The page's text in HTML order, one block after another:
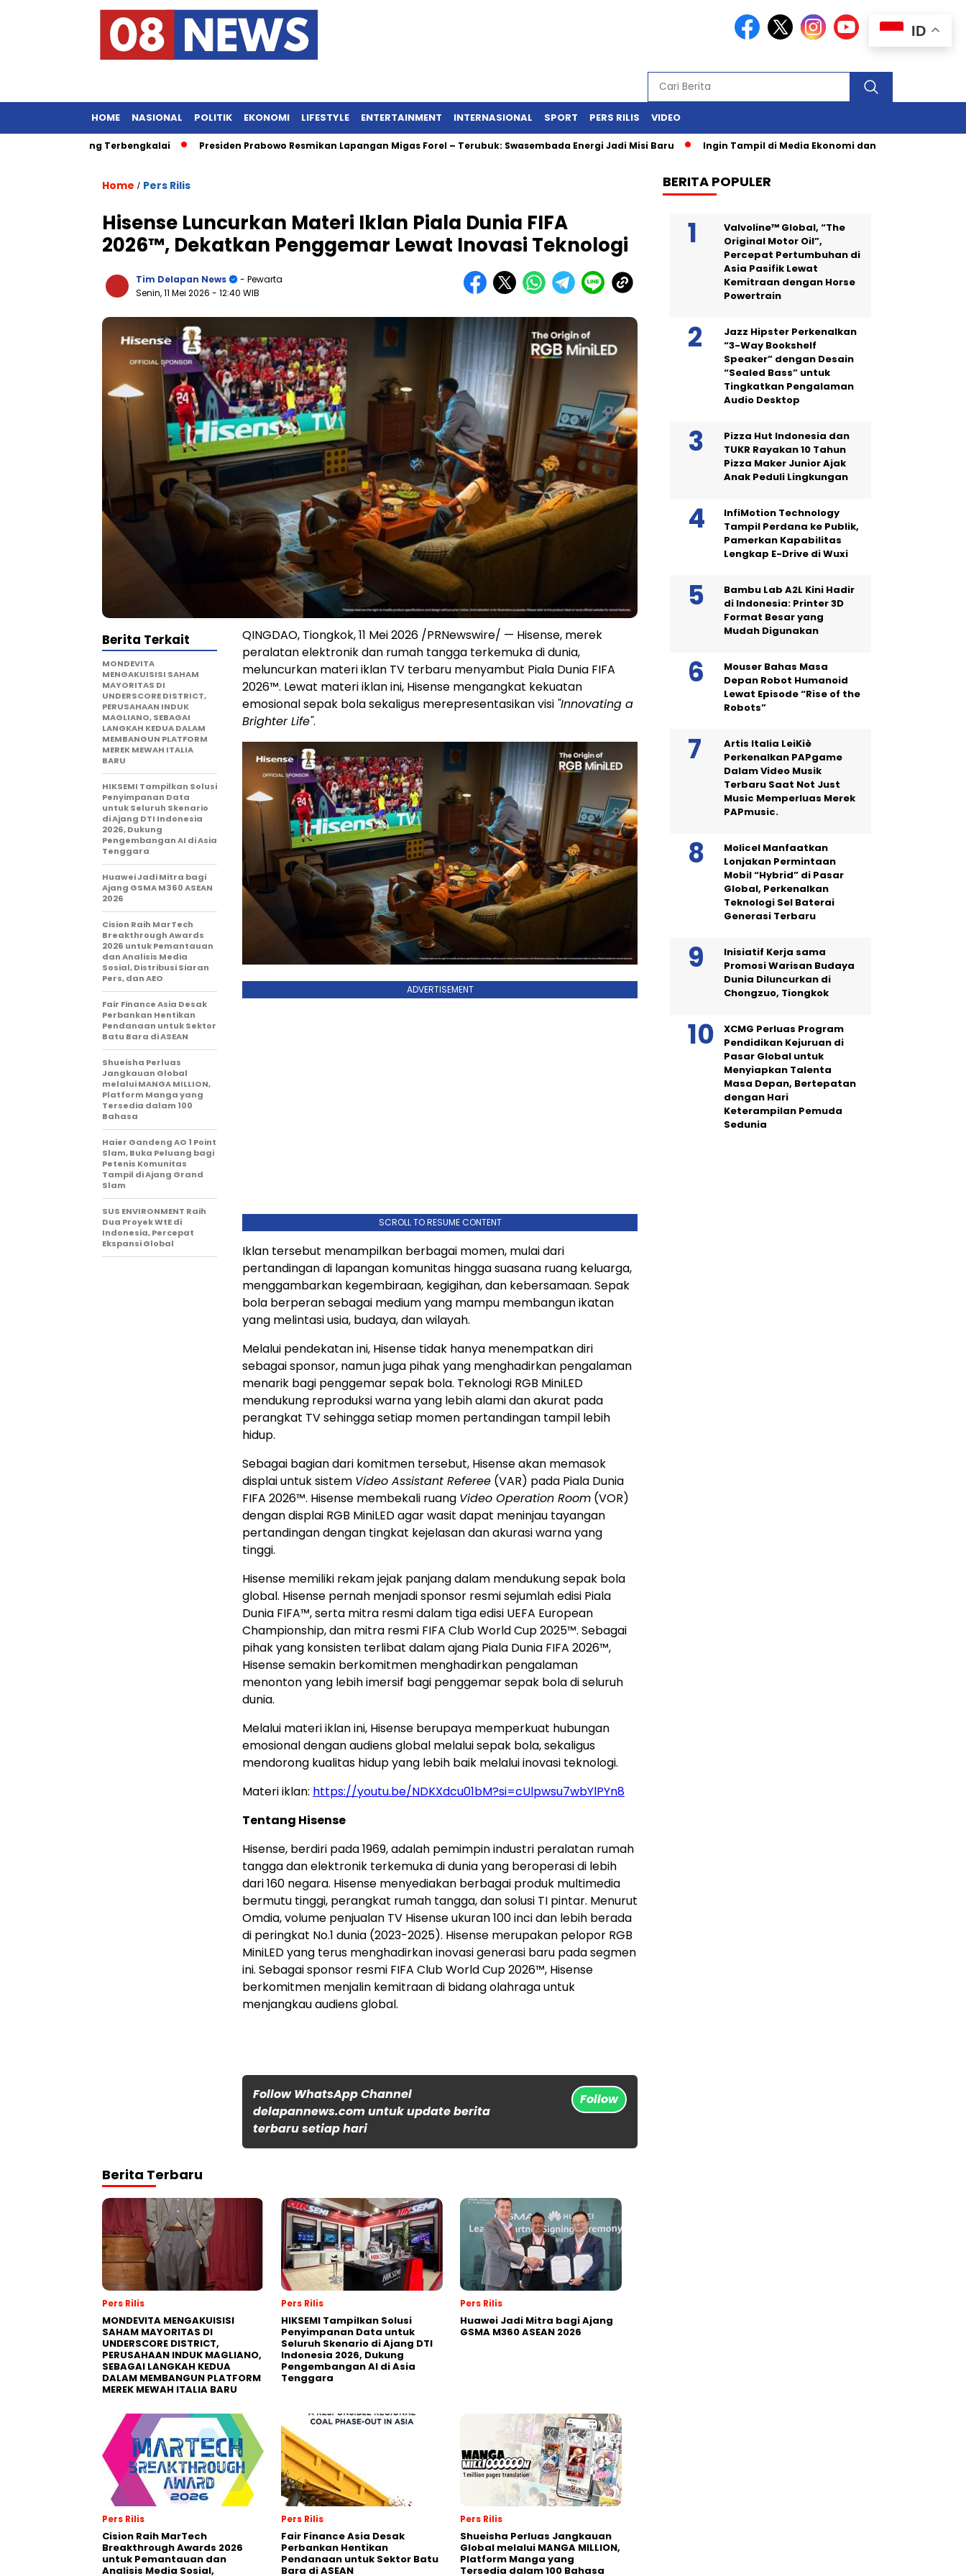
HOME NASIONAL POLITIK EKONOMI LIFESTYLE ENTERTAINMENT INTERNASIONAL SPORT PERS RILIS VIDEO
yang Terbengkalai Presiden Prabowo Resmikan Lapangan Migas Forel – Terubuk: Swasembada Energi Jadi Misi Baru Ingin Tampil di Media Ekonomi dan Bisnis Nasional?
Home / Pers Rilis
Hisense Luncurkan Materi Iklan Piala Dunia FIFA
2026™, Dekatkan Penggemar Lewat Inovasi Teknologi
Tim Delapan News
- Pewarta
Senin, 11 Mei 2026 - 12:40 WIB
QINGDAO, Tiongkok, 11 Mei 2026 /PRNewswire/ — Hisense, merek
peralatan elektronik dan rumah tangga terkemuka di dunia,
meluncurkan materi iklan TV terbaru menyambut Piala Dunia FIFA
2026™. Lewat materi iklan ini, Hisense mengangkat kekuatan
emosional sepak bola sekaligus merepresentasikan visi "Innovating a
Brighter Life".
ADVERTISEMENT
SCROLL TO RESUME CONTENT
Iklan tersebut menampilkan berbagai momen, mulai dari
pertandingan di lapangan komunitas hingga suasana ruang keluarga,
menggambarkan kegembiraan, kegigihan, dan kebersamaan. Sepak
bola berperan sebagai medium yang mampu membangun ikatan
yang melintasi usia, budaya, dan wilayah.
Melalui pendekatan ini, Hisense tidak hanya menempatkan diri
sebagai sponsor, namun juga pihak yang menghadirkan pengalaman
menarik bagi penggemar sepak bola. Teknologi RGB MiniLED
mendukung reproduksi warna yang lebih alami dan akurat pada
perangkat TV sehingga setiap momen pertandingan tampil lebih
hidup.
Sebagai bagian dari komitmen tersebut, Hisense akan memasok
displai untuk sistem Video Assistant Referee (VAR) pada Piala Dunia
FIFA 2026™. Hisense membekali ruang Video Operation Room (VOR)
dengan displai RGB MiniLED agar wasit dapat meninjau tayangan
pertandingan dengan tingkat kejelasan dan akurasi warna yang
tinggi.
Hisense memiliki rekam jejak panjang dalam mendukung sepak bola
global. Hisense pernah menjadi sponsor resmi sejumlah edisi Piala
Dunia FIFA™, serta mitra resmi dalam tiga edisi UEFA European
Championship, dan mitra resmi FIFA Club World Cup 2025™. Sebagai
pihak yang konsisten terlibat dalam ajang Piala Dunia FIFA 2026™,
Hisense semakin berkomitmen menghadirkan pengalaman
menonton yang lebih imersif bagi penggemar sepak bola di seluruh
dunia.
Melalui materi iklan ini, Hisense berupaya memperkuat hubungan
emosional dengan audiens global melalui sepak bola, sekaligus
mendorong kualitas hidup yang lebih baik melalui inovasi teknologi.
Materi iklan: https://youtu.be/NDKXdcu01bM?si=cUlpwsu7wbYlPYn8
Tentang Hisense
Hisense, berdiri pada 1969, adalah pemimpin industri peralatan rumah
tangga dan elektronik terkemuka di dunia yang beroperasi di lebih
dari 160 negara. Hisense menyediakan berbagai produk multimedia
bermutu tinggi, perangkat rumah tangga, dan solusi TI pintar. Menurut
Omdia, volume penjualan TV Hisense ukuran 100 inci dan lebih berada
di peringkat No.1 dunia (2023-2025). Hisense merupakan pelopor RGB
MiniLED yang terus menghadirkan inovasi generasi baru pada segmen
ini. Sebagai sponsor resmi FIFA Club World Cup 2026™, Hisense
berkomitmen menjalin kemitraan di bidang olahraga untuk
menjangkau audiens global.
Follow WhatsApp Channel
delapannews.com untuk update berita
terbaru setiap hari
Follow
Berita Terkait
MONDEVITA
MENGAKUISISI SAHAM
MAYORITAS DI
UNDERSCORE DISTRICT,
PERUSAHAAN INDUK
MAGLIANO, SEBAGAI
LANGKAH KEDUA DALAM
MEMBANGUN PLATFORM
MEREK MEWAH ITALIA
BARU
HIKSEMI Tampilkan Solusi
Penyimpanan Data
untuk Seluruh Skenario
di Ajang DTI Indonesia
2026, Dukung
Pengembangan AI di Asia
Tenggara
Huawei Jadi Mitra bagi
Ajang GSMA M360 ASEAN
2026
Cision Raih MarTech
Breakthrough Awards
2026 untuk Pemantauan
dan Analisis Media
Sosial, Distribusi Siaran
Pers, dan AEO
Fair Finance Asia Desak
Perbankan Hentikan
Pendanaan untuk Sektor
Batu Bara di ASEAN
Shueisha Perluas
Jangkauan Global
melalui MANGA MILLION,
Platform Manga yang
Tersedia dalam 100
Bahasa
Haier Gandeng AO 1 Point
Slam, Buka Peluang bagi
Petenis Komunitas
Tampil di Ajang Grand
Slam
SUS ENVIRONMENT Raih
Dua Proyek WtE di
Indonesia, Percepat
Ekspansi Global
Berita Terbaru
Pers Rilis
MONDEVITA MENGAKUISISI
SAHAM MAYORITAS DI
UNDERSCORE DISTRICT,
PERUSAHAAN INDUK MAGLIANO,
SEBAGAI LANGKAH KEDUA
DALAM MEMBANGUN PLATFORM
MEREK MEWAH ITALIA BARU
Pers Rilis
HIKSEMI Tampilkan Solusi
Penyimpanan Data untuk
Seluruh Skenario di Ajang DTI
Indonesia 2026, Dukung
Pengembangan AI di Asia
Tenggara
Pers Rilis
Huawei Jadi Mitra bagi Ajang
GSMA M360 ASEAN 2026
Pers Rilis
Cision Raih MarTech
Breakthrough Awards 2026
untuk Pemantauan dan
Analisis Media Sosial,
Pers Rilis
Fair Finance Asia Desak
Perbankan Hentikan
Pendanaan untuk Sektor Batu
Bara di ASEAN
Pers Rilis
Shueisha Perluas Jangkauan
Global melalui MANGA MILLION,
Platform Manga yang
Tersedia dalam 100 Bahasa
BERITA POPULER
Valvoline™ Global, “The
Original Motor Oil”,
Percepat Pertumbuhan di
Asia Pasifik Lewat
Kemitraan dengan Horse
Powertrain
Jazz Hipster Perkenalkan
“3-Way Bookshelf
Speaker” dengan Desain
“Sealed Bass” untuk
Tingkatkan Pengalaman
Audio Desktop
Pizza Hut Indonesia dan
TUKR Rayakan 10 Tahun
Pizza Maker Junior Ajak
Anak Peduli Lingkungan
InfiMotion Technology
Tampil Perdana ke Publik,
Pamerkan Kapabilitas
Lengkap E-Drive di Wuxi
Bambu Lab A2L Kini Hadir
di Indonesia: Printer 3D
Format Besar yang
Mudah Digunakan
Mouser Bahas Masa
Depan Robot Humanoid
Lewat Episode “Rise of the
Robots”
Artis Italia LeiKiè
Perkenalkan PAPgame
Dalam Video Musik
Terbaru Saat Not Just
Music Memperluas Merek
PAPmusic.
Molicel Manfaatkan
Lonjakan Permintaan
Mobil “Hybrid” di Pasar
Global, Perkenalkan
Teknologi Sel Baterai
Generasi Terbaru
Inisiatif Kerja sama
Promosi Warisan Budaya
Dunia Diluncurkan di
Chongzuo, Tiongkok
XCMG Perluas Program
Pendidikan Kejuruan di
Pasar Global untuk
Menyiapkan Talenta
Masa Depan, Bertepatan
dengan Hari
Keterampilan Pemuda
Sedunia
ID